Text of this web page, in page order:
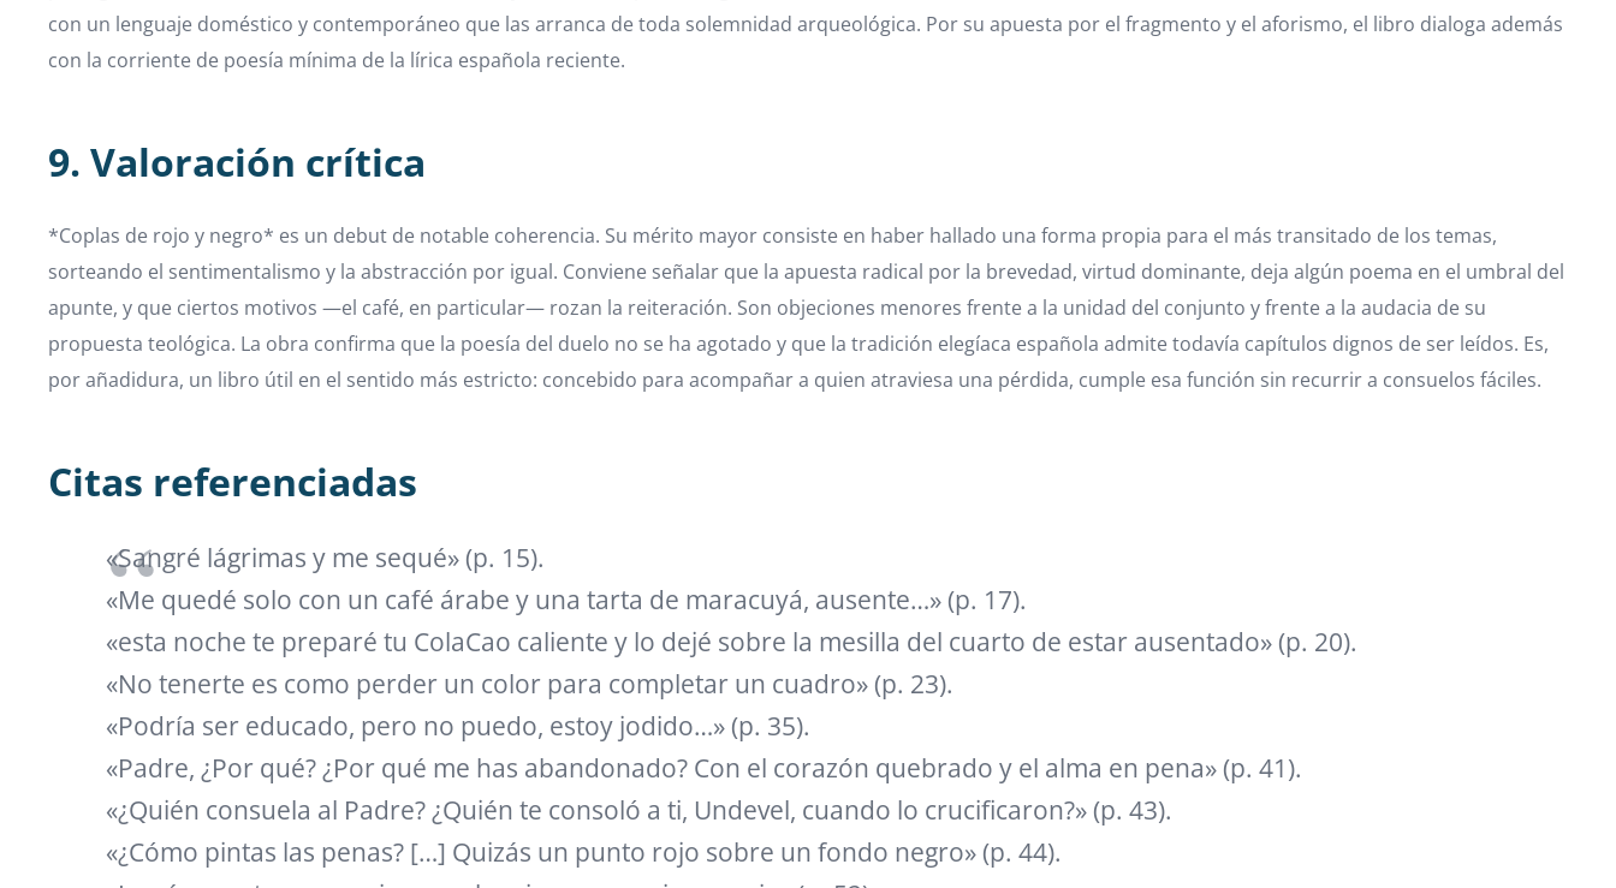
con un lenguaje doméstico y contemporáneo que las arranca de toda solemnidad arqueológica. Por su apuesta por el fragmento y el aforismo, el libro dialoga además
con la corriente de poesía mínima de la lírica española reciente.
9. Valoración crítica
*Coplas de rojo y negro* es un debut de notable coherencia. Su mérito mayor consiste en haber hallado una forma propia para el más transitado de los temas,
sorteando el sentimentalismo y la abstracción por igual. Conviene señalar que la apuesta radical por la brevedad, virtud dominante, deja algún poema en el umbral del
apunte, y que ciertos motivos —el café, en particular— rozan la reiteración. Son objeciones menores frente a la unidad del conjunto y frente a la audacia de su
propuesta teológica. La obra confirma que la poesía del duelo no se ha agotado y que la tradición elegíaca española admite todavía capítulos dignos de ser leídos. Es,
por añadidura, un libro útil en el sentido más estricto: concebido para acompañar a quien atraviesa una pérdida, cumple esa función sin recurrir a consuelos fáciles.
Citas referenciadas
«Sangré lágrimas y me sequé» (p. 15).
«Me quedé solo con un café árabe y una tarta de maracuyá, ausente…» (p. 17).
«esta noche te preparé tu ColaCao caliente y lo dejé sobre la mesilla del cuarto de estar ausentado» (p. 20).
«No tenerte es como perder un color para completar un cuadro» (p. 23).
«Podría ser educado, pero no puedo, estoy jodido…» (p. 35).
«Padre, ¿Por qué? ¿Por qué me has abandonado? Con el corazón quebrado y el alma en pena» (p. 41).
«¿Quién consuela al Padre? ¿Quién te consoló a ti, Undevel, cuando lo crucificaron?» (p. 43).
«¿Cómo pintas las penas? […] Quizás un punto rojo sobre un fondo negro» (p. 44).